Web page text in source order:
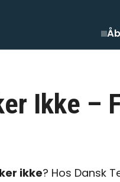
Ikke –
ikke? Hos Dansk